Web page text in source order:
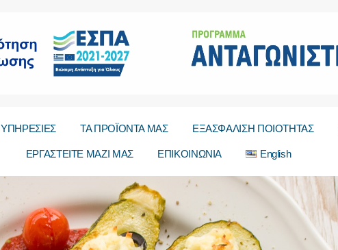
ΥΠΗΡΕΣΙΕΣ ΤΑ ΠΡΟΪΟΝΤΑ ΜΑΣ ΕΞΑΣΦΑΛΙΣΗ ΠΟΙΟΤΗΤΑΣ
ΕΡΓΑΣΤΕΙΤΕ ΜΑΖΙ ΜΑΣ ΕΠΙΚΟΙΝΩΝΙΑ English